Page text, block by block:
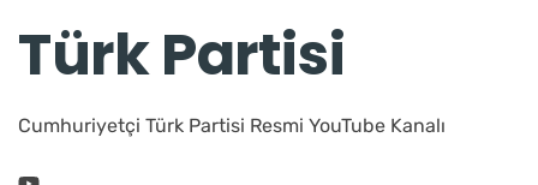
Türk Partisi
Cumhuriyetçi Türk Partisi Resmi YouTube Kanalı